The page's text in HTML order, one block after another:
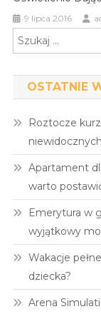
9 lipca 2016
OSTATNIE
Roztocze
Apartament
warto
Emerytura w
wyjątkowy
Wakacje
dziecka?
Arena